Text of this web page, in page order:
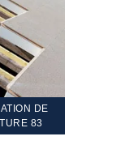
DE
83